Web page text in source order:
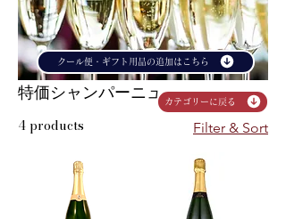
特価シャンパーニュ
4 products Filter & Sort
クール便・ギフト用品の追加はこちら
カテゴリーに戻る